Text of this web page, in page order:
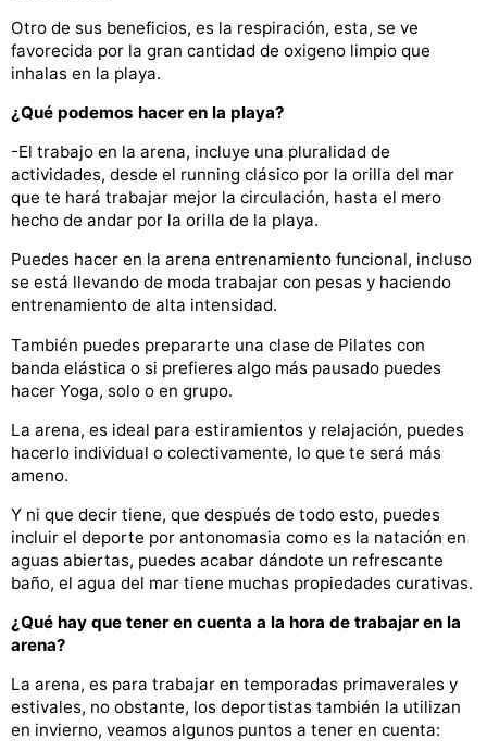
Otro de sus beneficios, es la respiración, esta, se ve
favorecida por la gran cantidad de oxigeno limpio que
inhalas en la playa.
¿Qué podemos hacer en la playa?
-El trabajo en la arena, incluye una pluralidad de
actividades, desde el running clásico por la orilla del mar
que te hará trabajar mejor la circulación, hasta el mero
hecho de andar por la orilla de la playa.
Puedes hacer en la arena entrenamiento funcional, incluso
se está llevando de moda trabajar con pesas y haciendo
entrenamiento de alta intensidad.
También puedes prepararte una clase de Pilates con
banda elástica o si prefieres algo más pausado puedes
hacer Yoga, solo o en grupo.
La arena, es ideal para estiramientos y relajación, puedes
hacerlo individual o colectivamente, lo que te será más
ameno.
Y ni que decir tiene, que después de todo esto, puedes
incluir el deporte por antonomasia como es la natación en
aguas abiertas, puedes acabar dándote un refrescante
baño, el agua del mar tiene muchas propiedades curativas.
¿Qué hay que tener en cuenta a la hora de trabajar en la
arena?
La arena, es para trabajar en temporadas primaverales y
estivales, no obstante, los deportistas también la utilizan
en invierno, veamos algunos puntos a tener en cuenta: